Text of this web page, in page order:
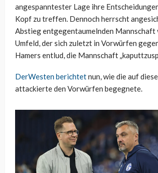
angespanntester Lage ihre
Kopf zu treffen. Dennoch herrscht
Abstieg entgegentaumelnden Mannschaft
Umfeld, der sich zuletzt in Vorwürfen
Hamers entlud, die Mannschaft
DerWesten berichtetnun, wie die auf
attackierte den Vorwürfen begegnete.